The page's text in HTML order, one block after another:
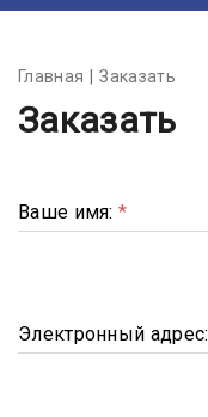
Главная Заказать
Заказать
Ваше имя: *
Электронный адрес: